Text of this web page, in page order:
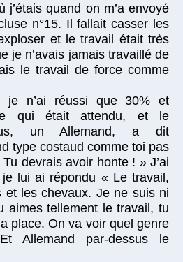
j’étais quand on m’a envoyé
n°15. Il fallait casser les
et le travail était très
je n’avais jamais travaillé de
le travail de force comme
je n’ai réussi que 30% et
qui était attendu, et le
un Allemand, a dit
type costaud comme toi pas
devrais avoir honte ! » J’ai
lui ai répondu « Le travail,
et les chevaux. Je ne suis ni
aimes tellement le travail, tu
place. On va voir quel genre
Allemand par-dessus le